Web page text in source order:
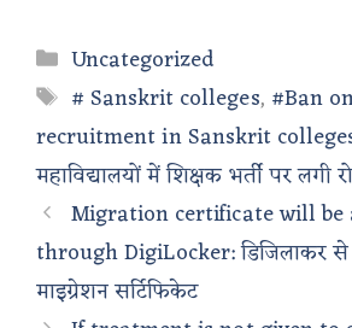
Categories
Uncategorized
Tags
# Sanskrit colleges, #Ban
recruitment in Sanskrit
महाविद्यालयों में शिक्षक भर्ती पर लगी
Migration certificate will
through DigiLocker: डिजिलाकर से
माइग्रेशन सर्टिफिकेट